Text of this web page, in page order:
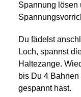
Spannung lösen
Du fädelst
Loch, spannst
Haltezange.
bis Du 4
gespannt hast.